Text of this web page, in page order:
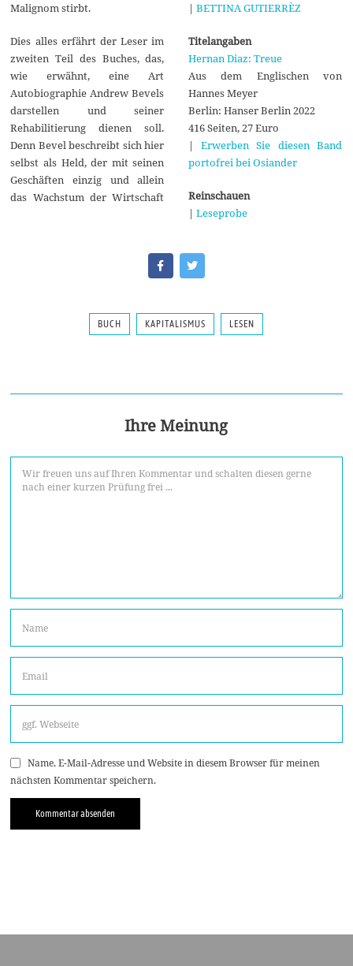
Malignom stirbt.
Dies alles erfährt der Leser im
zweiten Teil des Buches, das,
wie erwähnt, eine Art
Autobiographie Andrew Bevels
darstellen und seiner
Rehabilitierung dienen soll.
Denn Bevel beschreibt sich hier
selbst als Held, der mit seinen
Geschäften einzig und allein
das Wachstum der Wirtschaft
| BETTINA GUTIERRÈZ
Titelangaben
Hernan Diaz: Treue
Aus dem Englischen von
Hannes Meyer
Berlin: Hanser Berlin 2022
416 Seiten, 27 Euro
| Erwerben Sie diesen Band
portofrei bei Osiander
Reinschauen
| Leseprobe
BUCH KAPITALISMUS LESEN
Ihre Meinung
Name, E-Mail-Adresse und Website in diesem Browser für meinen
nächsten Kommentar speichern.